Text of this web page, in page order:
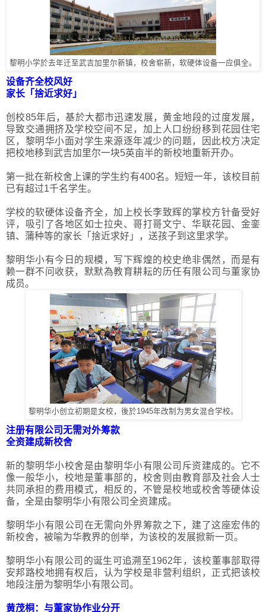
黎明小学於去年迁至武吉加里尔新镇，校舍崭新，软硬体设备一应俱全。
设备齐全校风好
家长「捨近求好」
创校85年后，基於大都市迅速发展，黄金地段的过度发展，
导致交通拥挤及学校空间不足，加上人口纷纷移到花园住宅
区，黎明华小面对学生来源逐年减少的问题，因此校方决定
把校地移到武吉加里尔一块5英亩半的新校地重新开办。
第一批在新校舍上课的学生约有400名。短短一年，该校目前
已有超过1千名学生。
学校的软硬体设备齐全，加上校长李致辉的掌校方针备受好
评，吸引了各地区如士拉央、哥打哥文宁、华联花园、金銮
镇、蒲种等的家长「捨近求好」，送孩子到这里求学。
黎明华小有今日的规模，写下辉煌的校史绝非偶然，而是有
赖一群不问收获，默默為教育耕耘的历任有限公司与董家协
成员。
黎明华小创立初期是女校，後於1945年改制为男女混合学校。
注册有限公司无需对外筹款
全资建成新校舍
新的黎明华小校舍是由黎明华小有限公司斥资建成的。它不
像一般华小，校地是董事部的，校舍则由教育部及社会人士
共同承担的费用模式，相反的，不管是校地或校舍等硬体设
备，全是由黎明华小有限公司全资建成。
黎明华小有限公司在无需向外界筹款之下，建了这座宏伟的
新校舍，被喻为华教界的创举，为该校的发展掀新一页。
黎明华小有限公司的诞生可追溯至1962年，该校董事部取得
安邦路校地拥有权后，认为学校是非营利组织，正式把该校
地段注册为黎明华小有限公司。
黄茂桐：与董家协作业分开